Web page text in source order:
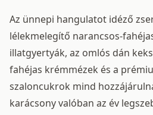
Az ünnepi hangulatot idéző
lélekmelegítő narancsos-
illatgyertyák, az omlós dán
fahéjas krémmézek és a
szaloncukrok mind
karácsony valóban az év